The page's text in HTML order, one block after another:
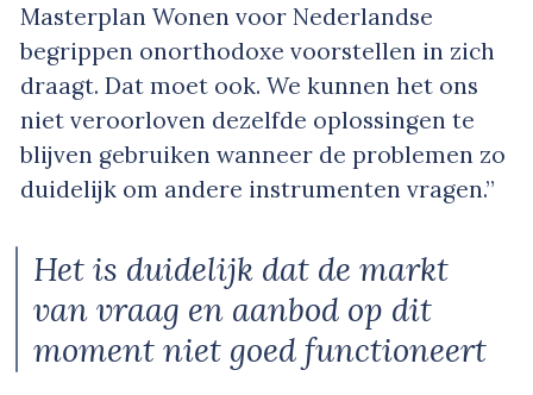
Masterplan Wonen voor Nederlandse
begrippen onorthodoxe voorstellen in zich
draagt. Dat moet ook. We kunnen het ons
niet veroorloven dezelfde oplossingen te
blijven gebruiken wanneer de problemen zo
duidelijk om andere instrumenten vragen.”
Het is duidelijk dat de markt
van vraag en aanbod op dit
moment niet goed functioneert